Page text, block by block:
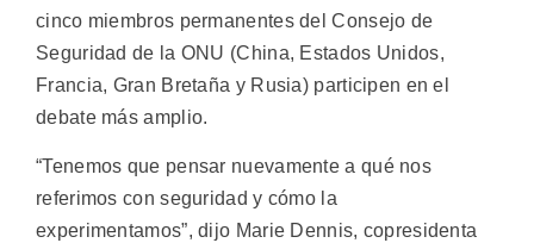
cinco miembros permanentes del Consejo de
Seguridad de la ONU (China, Estados Unidos,
Francia, Gran Bretaña y Rusia) participen en el
debate más amplio.
“Tenemos que pensar nuevamente a qué nos
referimos con seguridad y cómo la
experimentamos”, dijo Marie Dennis, copresidenta